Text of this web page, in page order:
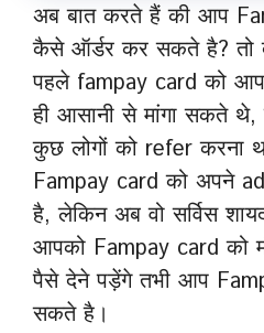
अब बात करते हैं की आप
कैसे ऑर्डर कर सकते है? तो
पहले fampay card को
ही आसानी से मांगा सकते
कुछ लोगों को refer करना
Fampay card को अपने
है, लेकिन अब वो सर्विस
आपको Fampay card को
पैसे देने पड़ेंगे तभी आप
सकते है।